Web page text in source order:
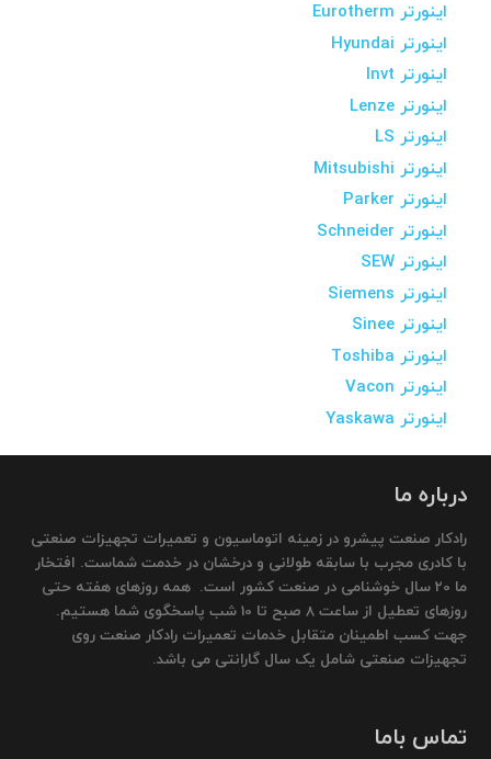
اینورتر Eurotherm
اینورتر Hyundai
اینورتر Invt
اینورتر Lenze
اینورتر LS
اینورتر Mitsubishi
اینورتر Parker
اینورتر Schneider
اینورتر SEW
اینورتر Siemens
اینورتر Sinee
اینورتر Toshiba
اینورتر Vacon
اینورتر Yaskawa
درباره ما
رادکار صنعت پیشرو در زمینه اتوماسیون و تعمیرات تجهیزات صنعتی
با کادری مجرب با سابقه طولانی و درخشان در خدمت شماست. افتخار
ما 20 سال خوشنامی در صنعت کشور است. همه روزهای هفته حتی
روزهای تعطیل از ساعت 8 صبح تا 10 شب پاسخگوی شما هستیم.
جهت کسب اطمینان متقابل خدمات تعمیرات رادکار صنعت روی
تجهیزات صنعتی شامل یک سال گارانتی می باشد.
تماس باما